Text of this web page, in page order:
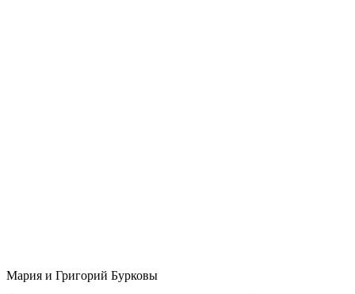
Мария и Григорий Бурковы